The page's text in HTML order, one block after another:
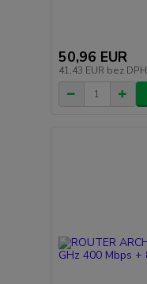
50,96 EUR
41,43 EUR bez DPH